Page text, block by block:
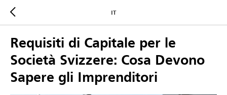
IT
Requisiti di Capitale per le
Società Svizzere: Cosa Devono
Sapere gli Imprenditori